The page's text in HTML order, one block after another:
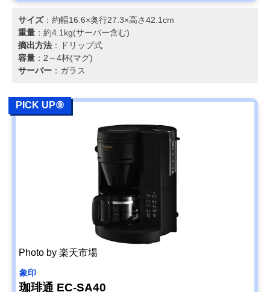
サイズ：約幅16.6×奥行27.3×高さ42.1cm
重量 ：約4.1kg(サーバー含む)
摘出方法 ：ドリップ式
容量 ：2～4杯(マグ)
サーバー ：ガラス
PICK UP⑨
Photo by 楽天市場
象印
珈琲通 EC-SA40